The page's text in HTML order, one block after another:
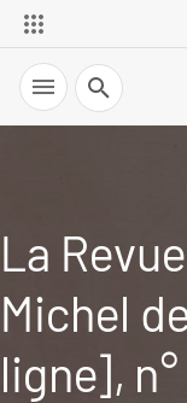
Recherche
La
Michel
ligne],